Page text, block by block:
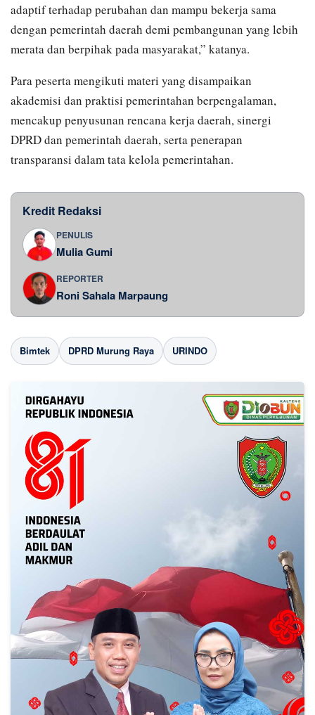
adaptif terhadap perubahan dan mampu bekerja sama
dengan pemerintah daerah demi pembangunan yang lebih
merata dan berpihak pada masyarakat,” katanya.
Para peserta mengikuti materi yang disampaikan
akademisi dan praktisi pemerintahan berpengalaman,
mencakup penyusunan rencana kerja daerah, sinergi
DPRD dan pemerintah daerah, serta penerapan
transparansi dalam tata kelola pemerintahan.
Kredit Redaksi
PENULIS
Mulia Gumi
REPORTER
Roni Sahala Marpaung
Bimtek DPRD Murung Raya URINDO